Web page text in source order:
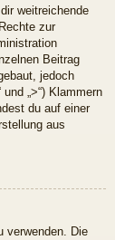
weitreichende
zur
Beitrag
jedoch
„>“) Klammern
du auf einer
aus
verwenden. Die